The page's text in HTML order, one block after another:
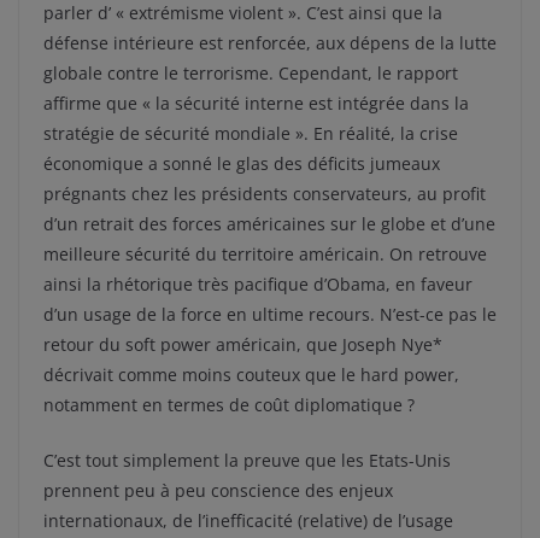
parler d’ « extrémisme violent ». C’est ainsi que la
défense intérieure est renforcée, aux dépens de la lutte
globale contre le terrorisme. Cependant, le rapport
affirme que « la sécurité interne est intégrée dans la
stratégie de sécurité mondiale ». En réalité, la crise
économique a sonné le glas des déficits jumeaux
prégnants chez les présidents conservateurs, au profit
d’un retrait des forces américaines sur le globe et d’une
meilleure sécurité du territoire américain. On retrouve
ainsi la rhétorique très pacifique d’Obama, en faveur
d’un usage de la force en ultime recours. N’est-ce pas le
retour du soft power américain, que Joseph Nye*
décrivait comme moins couteux que le hard power,
notamment en termes de coût diplomatique ?
C’est tout simplement la preuve que les Etats-Unis
prennent peu à peu conscience des enjeux
internationaux, de l’inefficacité (relative) de l’usage